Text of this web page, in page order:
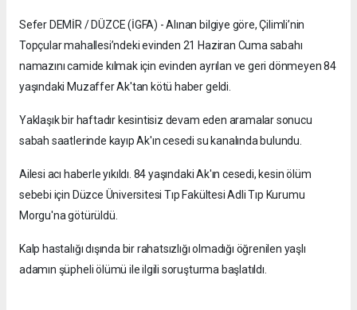
Sefer DEMİR / DÜZCE (İGFA) - Alınan bilgiye göre, Çilimli’nin
Topçular mahallesi’ndeki evinden 21 Haziran Cuma sabahı
namazını camide kılmak için evinden ayrılan ve geri dönmeyen 84
yaşındaki Muzaffer Ak'tan kötü haber geldi.
Yaklaşık bir haftadır kesintisiz devam eden aramalar sonucu
sabah saatlerinde kayıp Ak'ın cesedi su kanalında bulundu.
Ailesi acı haberle yıkıldı. 84 yaşındaki Ak'ın cesedi, kesin ölüm
sebebi için Düzce Üniversitesi Tıp Fakültesi Adli Tıp Kurumu
Morgu'na götürüldü.
Kalp hastalığı dışında bir rahatsızlığı olmadığı öğrenilen yaşlı
adamın şüpheli ölümü ile ilgili soruşturma başlatıldı.